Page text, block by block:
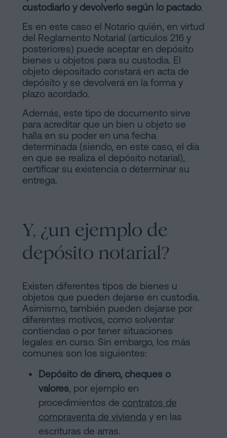
Contenidos
Personalizar
cookies
Síguenos
redes
sociales
custodiarlo y devolverlo según lo pactado.
Es en este caso el Notario quién, en virtud
del Reglamento Notarial (artículos 216 y
posteriores) puede aceptar en depósito
bienes u objetos para su custodia. El
objeto depositado constará en acta de
depósito y se devolverá en la forma y
plazo acordado.
Además, este tipo de documento sirve
para acreditar que un bien u objeto se
halla en su poder en una fecha
determinada (siendo, en este caso, el día
en que se realiza el depósito notarial),
certificar su existencia o determinar su
entrega.
Y, ¿un ejemplo de
depósito notarial?
Existen diferentes tipos de bienes u
objetos que pueden dejarse en custodia.
Asimismo, también pueden dejarse por
diferentes motivos, como solventar
contiendas o por tener situaciones
legales en curso. Sin embargo, los más
comunes son los siguientes:
Depósito de dinero, cheques o
valores, por ejemplo en
procedimientos de contratos de
compraventa de vivienda y en las
escrituras de arras.